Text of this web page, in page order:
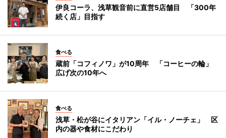
伊良コーラ、浅草観音前に直営5店舗目 「300年
続く店」目指す
食べる
蔵前「コフィノワ」が10周年 「コーヒーの輪」
広げ次の10年へ
食べる
浅草・松が谷にイタリアン「イル・ノーチェ」 区
内の器や食材にこだわり